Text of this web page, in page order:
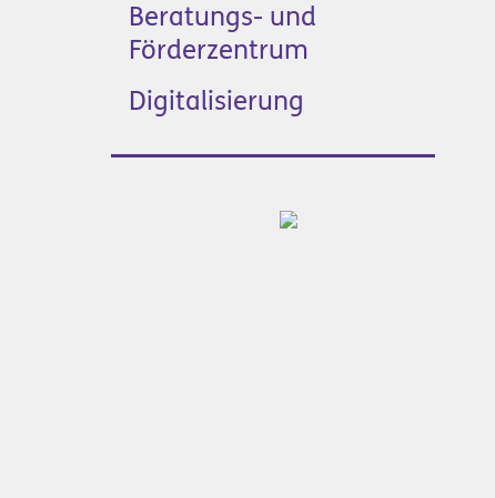
Beratungs- und
Förderzentrum
Digitalisierung